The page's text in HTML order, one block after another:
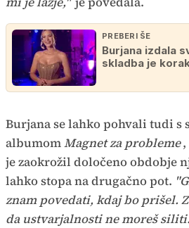
PREBERI ŠE
Burjana izdala
skladba je
Burjana se lahko pohvali tudi
albumomMagnet za probleme
je zaokrožil določeno obdobje
lahko stopa na drugačno pot.
znam povedati, kdaj bo prišel.
da ustvarjalnosti ne moreš